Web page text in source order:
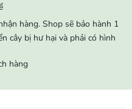
hàng. Shop sẽ bảo hành 1
cây bị hư hại và phải có hình
hàng